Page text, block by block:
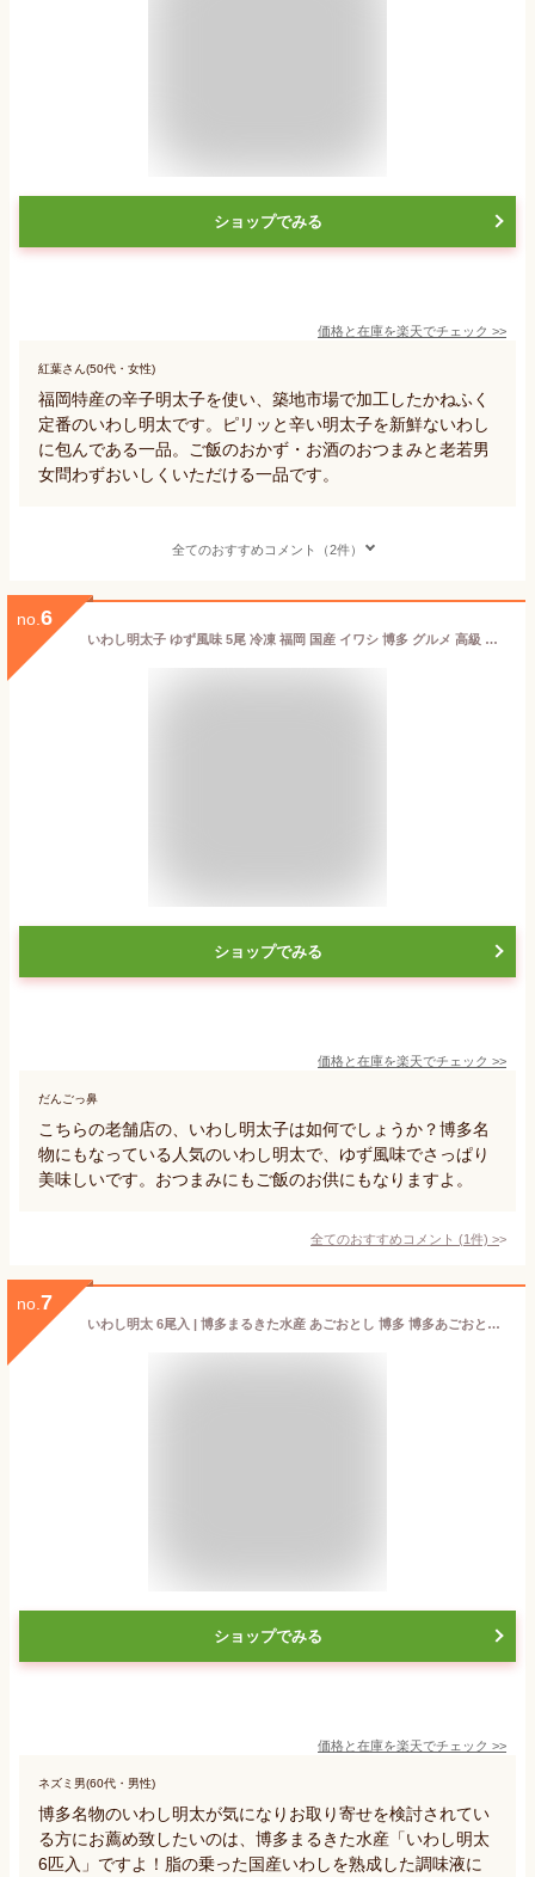
ショップでみる
価格と在庫を楽天でチェック >>
紅葉さん(50代・女性)
福岡特産の辛子明太子を使い、築地市場で加工したかねふく
定番のいわし明太です。ピリッと辛い明太子を新鮮ないわし
に包んである一品。ご飯のおかず・お酒のおつまみと老若男
女問わずおいしくいただける一品です。
全てのおすすめコメント（2件）
no. 6
いわし明太子 ゆず風味 5尾 冷凍 福岡 国産 イワシ 博多 グルメ 高級 おつまみ 父の日 母の日 お歳暮 お中元 お祝い 珍味 老舗 ギフト 明太子 めんたいこ 博多名物 福岡名物 敬老の日 青魚 いわし 鰯明太 いわし 鰯 いわし明太 イワシ明太 辛子明太子 魚 惣菜 冷凍食品
ショップでみる
価格と在庫を楽天でチェック >>
だんごっ鼻
こちらの老舗店の、いわし明太子は如何でしょうか？博多名
物にもなっている人気のいわし明太で、ゆず風味でさっぱり
美味しいです。おつまみにもご飯のお供にもなりますよ。
全てのおすすめコメント (1件) >
no. 7
いわし明太 6尾入 | 博多まるきた水産 あごおとし 博多 博多あごおとし 明太子 いわし イワシ 明太 国産 博多明太子 まるきた水産 ご飯のお供 福岡 お土産 お取り寄せ グルメ ギフト 食品 特産品 お中元 お歳暮 冬ギフト魚 お年賀 2026 漬け魚
ショップでみる
価格と在庫を楽天でチェック >>
ネズミ男(60代・男性)
博多名物のいわし明太が気になりお取り寄せを検討されてい
る方にお薦め致したいのは、博多まるきた水産「いわし明太
6匹入」ですよ！脂の乗った国産いわしを熟成した調味液に